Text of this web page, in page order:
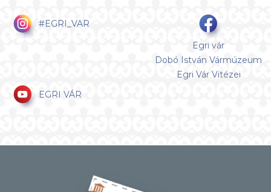
#EGRI_VAR
Egri vár
Dobó István Vármúzeum
Egri Vár Vitézei
EGRI VÁR